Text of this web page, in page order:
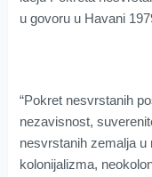
u govoru u Havani
“Pokret nesvrstanih
nezavisnost,
nesvrstanih zemalja u
kolonijalizma,